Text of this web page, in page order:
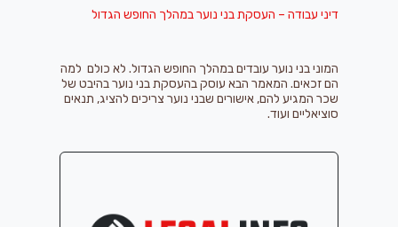
דיני עבודה – העסקת בני נוער במהלך החופש הגדול
המוני בני נוער עובדים במהלך החופש הגדול. לא כולם למה
הם זכאים. המאמר הבא עוסק בהעסקת בני נוער בהיבט של
שכר המגיע להם, אישורים שבני נוער צריכים להציג, תנאים
סוציאליים ועוד.